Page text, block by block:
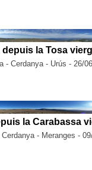
depuis la Tosa
- Cerdanya - Urús - 26/
la Carabassa
- Meranges -